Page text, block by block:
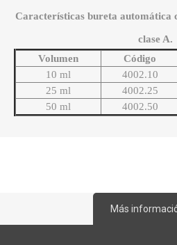
Características bureta automática
clase A.
Volumen
Código
10 ml
4002.10
25 ml
4002.25
50 ml
4002.50
Más